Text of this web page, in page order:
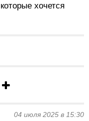
хочется
04 июля 2025 в 15:30